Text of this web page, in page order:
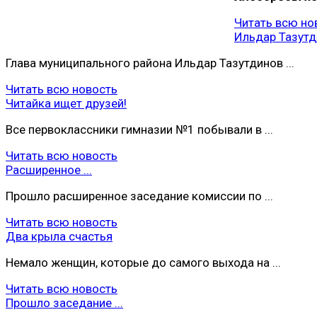
Читать всю
Ильдар
Глава муниципального района Ильдар Тазутдинов ...
Читать всю новость
Читайка ищет друзей!
Все первоклассники гимназии №1 побывали в ...
Читать всю новость
Расширенное ...
Прошло расширенное заседание комиссии по ...
Читать всю новость
Два крыла счастья
Немало женщин, которые до самого выхода на ...
Читать всю новость
Прошло заседание ...